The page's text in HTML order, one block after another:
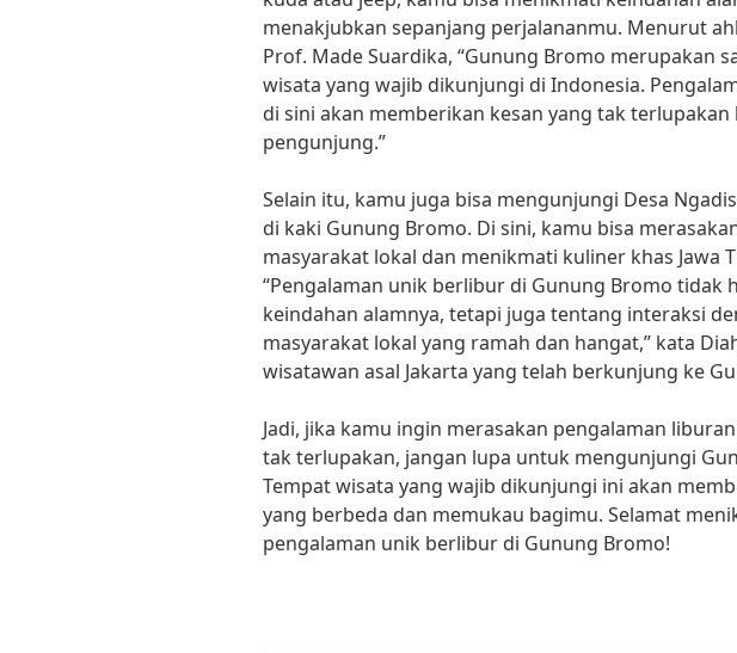
menakjubkan sepanjang perjalananmu. Menurut
Prof. Made Suardika, “Gunung Bromo merupakan
wisata yang wajib dikunjungi di Indonesia.
di sini akan memberikan kesan yang tak terlupakan
pengunjung.”
Selain itu, kamu juga bisa mengunjungi Desa
di kaki Gunung Bromo. Di sini, kamu bisa
masyarakat lokal dan menikmati kuliner khas Jawa
“Pengalaman unik berlibur di Gunung Bromo tidak
keindahan alamnya, tetapi juga tentang interaksi
masyarakat lokal yang ramah dan hangat,” kata
wisatawan asal Jakarta yang telah berkunjung ke
Jadi, jika kamu ingin merasakan pengalaman
tak terlupakan, jangan lupa untuk mengunjungi
Tempat wisata yang wajib dikunjungi ini akan
yang berbeda dan memukau bagimu. Selamat
pengalaman unik berlibur di Gunung Bromo!